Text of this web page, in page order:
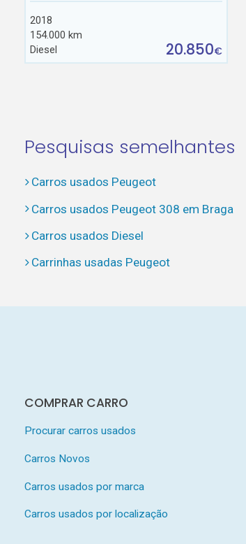
2018
154.000 km
Diesel
20.850€
Pesquisas semelhantes
Carros usados Peugeot
Carros usados Peugeot 308 em Braga
Carros usados Diesel
Carrinhas usadas Peugeot
COMPRAR CARRO
Procurar carros usados
Carros Novos
Carros usados por marca
Carros usados por localização